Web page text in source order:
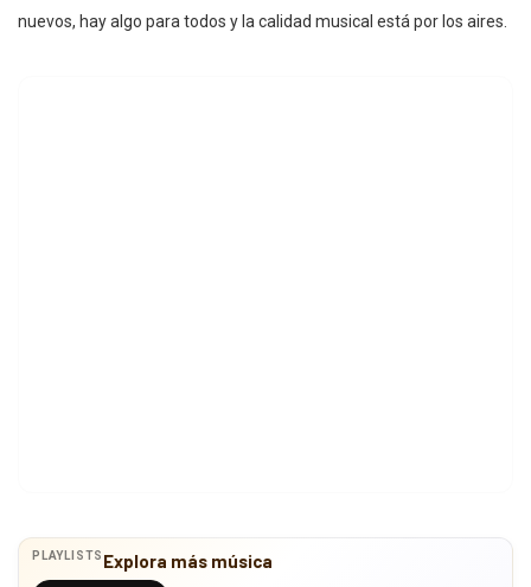
nuevos, hay algo para todos y la calidad musical está por los aires.
PLAYLISTS Explora más música